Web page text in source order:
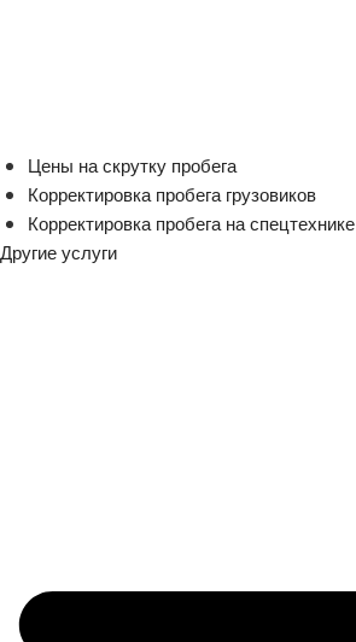
Цены на скрутку пробега
Корректировка пробега грузовиков
Корректировка пробега на спецтехнике
Другие услуги